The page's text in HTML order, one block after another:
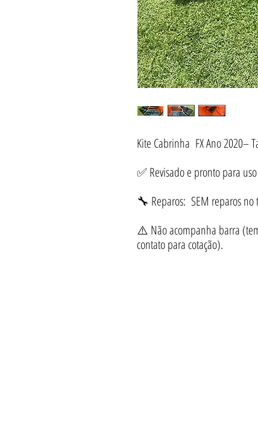
Kite Cabrinha FX Ano 2020–
✅ Revisado e pronto para
🔧 Reparos: SEM reparos
⚠️ Não acompanha barra
contato para cotação).